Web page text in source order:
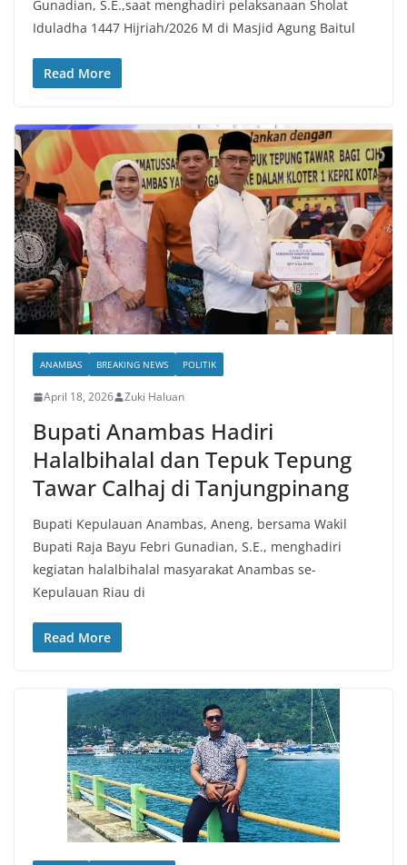
Gunadian, S.E.,saat menghadiri pelaksanaan Sholat
Iduladha 1447 Hijriah/2026 M di Masjid Agung Baitul
Read More
ANAMBAS BREAKING NEWS POLITIK
April 18, 2026 Zuki Haluan
Bupati Anambas Hadiri
Halalbihalal dan Tepuk Tepung
Tawar Calhaj di Tanjungpinang
Bupati Kepulauan Anambas, Aneng, bersama Wakil
Bupati Raja Bayu Febri Gunadian, S.E., menghadiri
kegiatan halalbihalal masyarakat Anambas se-
Kepulauan Riau di
Read More